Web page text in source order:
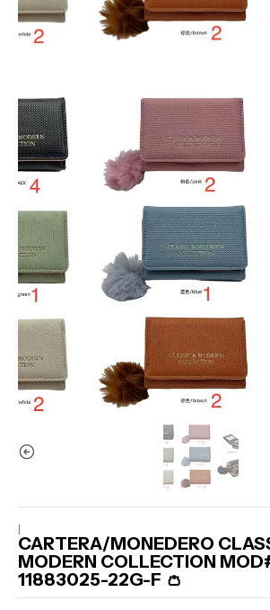
CARTERA/MONEDERO
MODERN COLLECTION
11883025-22G-F 👛